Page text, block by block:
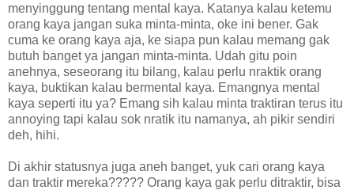
menyinggung tentang mental kaya. Katanya kalau ketemu
orang kaya jangan suka minta-minta, oke ini bener. Gak
cuma ke orang kaya aja, ke siapa pun kalau memang gak
butuh banget ya jangan minta-minta. Udah gitu poin
anehnya, seseorang itu bilang, kalau perlu nraktik orang
kaya, buktikan kalau bermental kaya. Emangnya mental
kaya seperti itu ya? Emang sih kalau minta traktiran terus itu
annoying tapi kalau sok nratik itu namanya, ah pikir sendiri
deh, hihi.
Di akhir statusnya juga aneh banget, yuk cari orang kaya
dan traktir mereka????? Orang kaya gak perlu ditraktir, bisa